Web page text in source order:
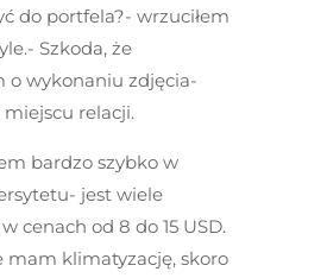
do portfela?- wrzuciłem
Szkoda, że
o wykonaniu zdjęcia-
miejscu relacji.
bardzo szybko w
jest wiele
cenach od 8 do 15 USD.
mam klimatyzację, skoro